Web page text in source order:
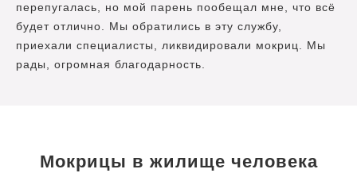
перепугалась, но мой парень пообещал мне, что всё
будет отлично. Мы обратились в эту службу,
приехали специалисты, ликвидировали мокриц. Мы
рады, огромная благодарность.
Мокрицы в жилище человека